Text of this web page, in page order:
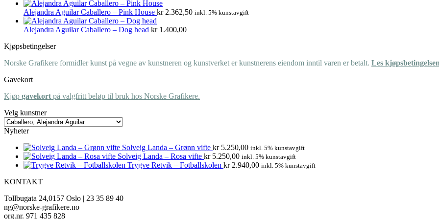
Alejandra Aguilar Caballero – Pink House kr2.362,50 inkl. 5% kunstavgift
Alejandra Aguilar Caballero – Dog head kr1.400,00
Kjøpsbetingelser
Norske Grafikere formidler kunst på vegne av kunstneren og kunstverket er kunstnerens eiendom inntil varen er betalt. Les
Gavekort
Kjøp gavekort på valgfritt beløp til bruk hos Norske Grafikere.
Velg kunstner
Nyheter
Solveig Landa – Grønn vifte kr5.250,00 inkl. 5% kunstavgift
Solveig Landa – Rosa vifte kr5.250,00 inkl. 5% kunstavgift
Trygve Retvik – Fotballskolen kr2.940,00 inkl. 5% kunstavgift
KONTAKT
Tollbugata 24,0157 Oslo | 23 35 89 40
ng@norske-grafikere.no
org.nr. 971 435 828